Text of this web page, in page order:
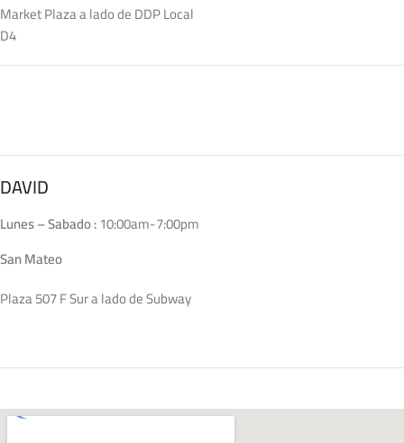
Market Plaza a lado de DDP Local
D4
DAVID
Lunes – Sabado :10:00am-7:00pm
San Mateo
Plaza 507 F Sur a lado de Subway